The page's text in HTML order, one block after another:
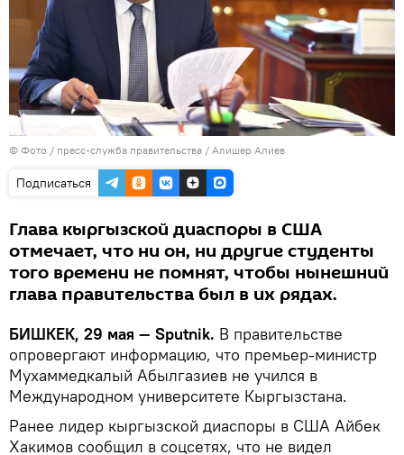
© Фото / пресс-служба правительства / Алишер Алиев
Подписаться
Глава кыргызской диаспоры в США
отмечает, что ни он, ни другие студенты
того времени не помнят, чтобы нынешний
глава правительства был в их рядах.
БИШКЕК, 29 мая — Sputnik. В правительстве
опровергают информацию, что премьер-министр
Мухаммедкалый Абылгазиев не учился в
Международном университете Кыргызстана.
Ранее лидер кыргызской диаспоры в США Айбек
Хакимов сообщил в соцсетях, что не видел